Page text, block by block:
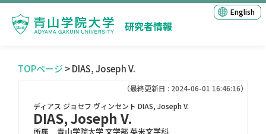
研究者情報
English
TOPページ > DIAS, Joseph V.
（最終更新日 : 2024-06-01 16:46:16）
ディアス ジョセフ ヴィンセント DIAS, Joseph V.
DIAS, Joseph V.
所属
青山学院大学 文学部 英米文学科